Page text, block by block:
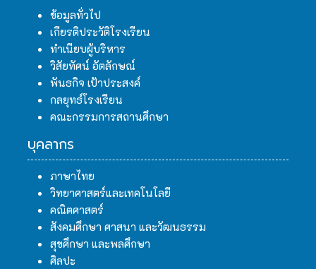
ข้อมูลทั่วไป
เกียรติประวัติโรงเรียน
ทำเนียบผู้บริหาร
วิสัยทัศน์ อัตลักษณ์
พันธกิจ เป้าประสงค์
กลยุทธ์โรงเรียน
คณะกรรมการสถานศึกษา
บุคลากร
ภาษาไทย
วิทยาศาสตร์และเทคโนโลยี
คณิตศาสตร์
สังคมศึกษา ศาสนา และวัฒนธรรม
สุขศึกษา และพลศึกษา
ศิลปะ